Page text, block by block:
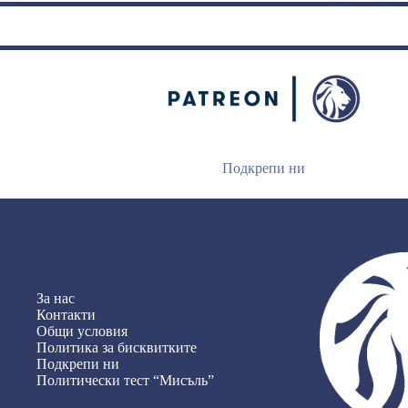
чичо.
ли
Подкрепи ни
За нас
Контакти
Общи условия
Политика за бисквитките
Подкрепи ни
Политически тест “Мисъль”